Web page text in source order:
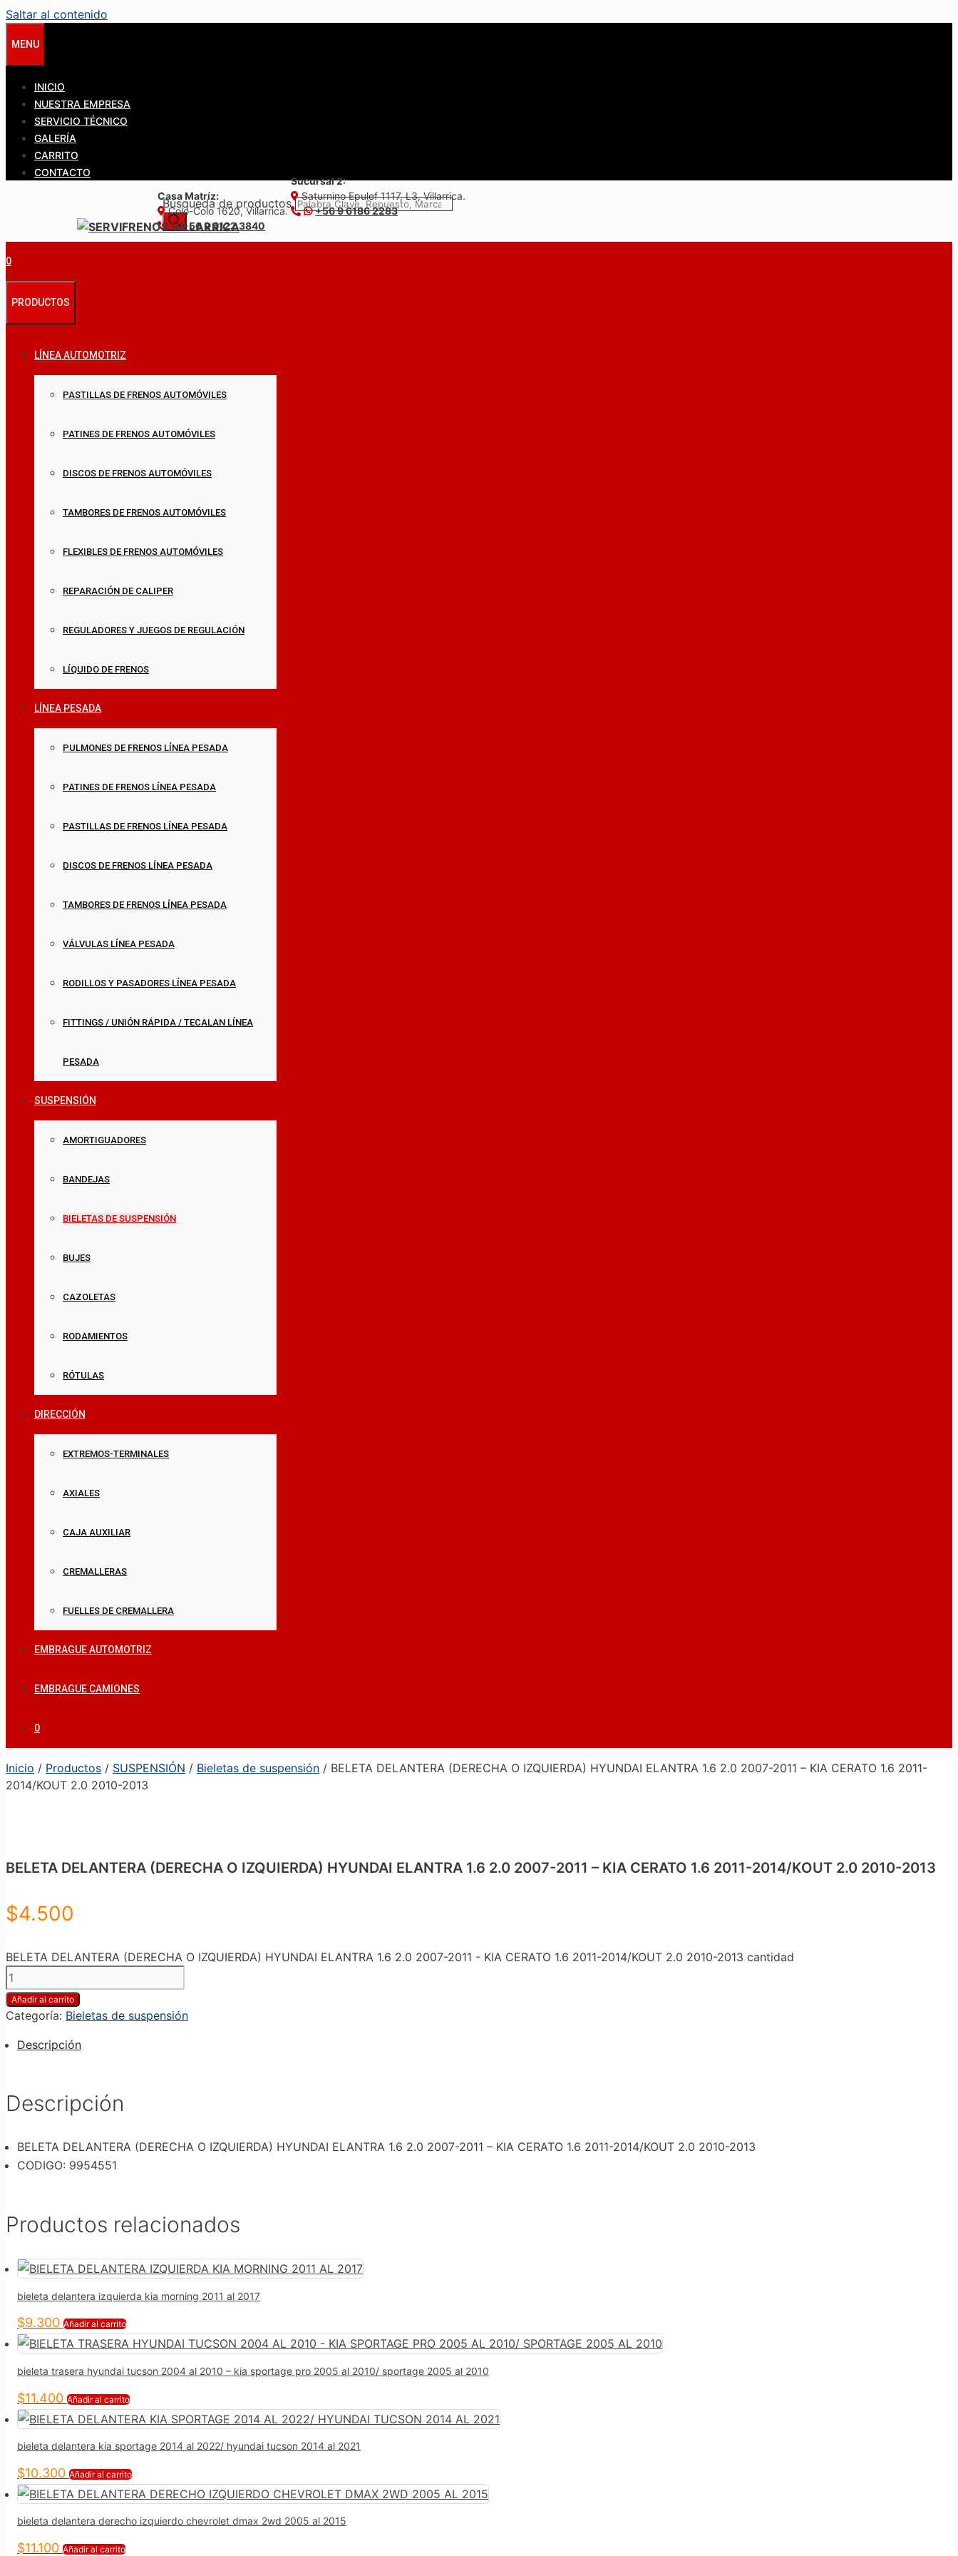
Saltar al contenido
MENU
INICIO
NUESTRA EMPRESA
SERVICIO TÉCNICO
GALERÍA
CARRITO
CONTACTO
Búsqueda de productos
Casa Matríz:
Colo-Colo 1620, Villarrica.
+56 9 6122 3840
Sucursal 2:
Saturnino Epulef 1117, L3, Villarrica.
+56 9 6186 2283
0
PRODUCTOS
LÍNEA AUTOMOTRIZ
PASTILLAS DE FRENOS AUTOMÓVILES
PATINES DE FRENOS AUTOMÓVILES
DISCOS DE FRENOS AUTOMÓVILES
TAMBORES DE FRENOS AUTOMÓVILES
FLEXIBLES DE FRENOS AUTOMÓVILES
REPARACIÓN DE CALIPER
REGULADORES Y JUEGOS DE REGULACIÓN
LÍQUIDO DE FRENOS
LÍNEA PESADA
PULMONES DE FRENOS LÍNEA PESADA
PATINES DE FRENOS LÍNEA PESADA
PASTILLAS DE FRENOS LÍNEA PESADA
DISCOS DE FRENOS LÍNEA PESADA
TAMBORES DE FRENOS LÍNEA PESADA
VÁLVULAS LÍNEA PESADA
RODILLOS Y PASADORES LÍNEA PESADA
FITTINGS / UNIÓN RÁPIDA / TECALAN LÍNEA
PESADA
SUSPENSIÓN
AMORTIGUADORES
BANDEJAS
BIELETAS DE SUSPENSIÓN
BUJES
CAZOLETAS
RODAMIENTOS
RÓTULAS
DIRECCIÓN
EXTREMOS-TERMINALES
AXIALES
CAJA AUXILIAR
CREMALLERAS
FUELLES DE CREMALLERA
EMBRAGUE AUTOMOTRIZ
EMBRAGUE CAMIONES
0
Inicio / Productos / SUSPENSIÓN / Bieletas de suspensión / BELETA DELANTERA (DERECHA O IZQUIERDA) HYUNDAI ELANTRA 1.6 2.0 2007-2011 – KIA CERATO 1.6 2011-
2014/KOUT 2.0 2010-2013
BELETA DELANTERA (DERECHA O IZQUIERDA) HYUNDAI ELANTRA 1.6 2.0 2007-2011 – KIA CERATO 1.6 2011-2014/KOUT 2.0 2010-2013
$4.500
BELETA DELANTERA (DERECHA O IZQUIERDA) HYUNDAI ELANTRA 1.6 2.0 2007-2011 - KIA CERATO 1.6 2011-2014/KOUT 2.0 2010-2013 cantidad
Añadir al carrito
Categoría: Bieletas de suspensión
Descripción
Descripción
BELETA DELANTERA (DERECHA O IZQUIERDA) HYUNDAI ELANTRA 1.6 2.0 2007-2011 – KIA CERATO 1.6 2011-2014/KOUT 2.0 2010-2013
CODIGO: 9954551
Productos relacionados
bieleta delantera izquierda kia morning 2011 al 2017
$9.300 Añadir al carrito
bieleta trasera hyundai tucson 2004 al 2010 – kia sportage pro 2005 al 2010/ sportage 2005 al 2010
$11.400 Añadir al carrito
bieleta delantera kia sportage 2014 al 2022/ hyundai tucson 2014 al 2021
$10.300 Añadir al carrito
bieleta delantera derecho izquierdo chevrolet dmax 2wd 2005 al 2015
$11.100 Añadir al carrito